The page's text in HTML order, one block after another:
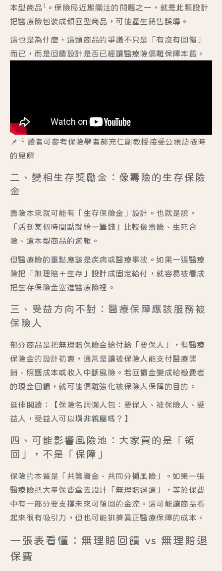
本型商品 1
。保險局近期關注的問題之一，就是此類設計
把醫療險包裝成領回型商品，可能產生銷售誤導。
這也是為什麼，這類商品的爭議不只是「有沒有回饋」
而已，而是回饋設計是否已經讓醫療險偏離保障本質。
📌 1
讀者可參考保險學者郝充仁副教授接受公視訪問時
的見解
二、變相生存獎勵金：像壽險的生存保險
金
壽險本來就可能有「生存保險金」設計。也就是說，
「活到某個時間點就給一筆錢」比較像壽險、生死合
險、還本型商品的邏輯。
但醫療險的重點應該是疾病或醫療事故。如果一張醫療
險把「無理賠＋生存」設計成固定給付，就容易被看成
把生存保險金塞進醫療險裡。
三、受益方向不對：醫療保障應該服務被
保險人
部分商品是把無理賠保險金給付給「要保人」，但醫療
保險金的設計初衷，通常是讓被保險人能支付醫療開
銷、照護成本或收入中斷風險。若回饋金變成給繳費者
的現金回饋，就可能偏離強化被保險人保障的目的。
延伸閱讀：
【保險名詞懶人包：要保人、被保險人、受
益人，受益人可以填非親屬嗎？】
四、可能影響風險池：大家買的是「領
回」，不是「保障」
保險的本質是「共籌資金、共同分攤風險」。如果一張
醫療險把大量保費拿去設計「無理賠退還」，等於保費
中有一部分要支撐未來可領回的金流。這可能讓商品看
起來很有吸引力，但也可能排擠真正醫療保障的成本。
一張表看懂：無理賠回饋 vs 無理賠退
保費